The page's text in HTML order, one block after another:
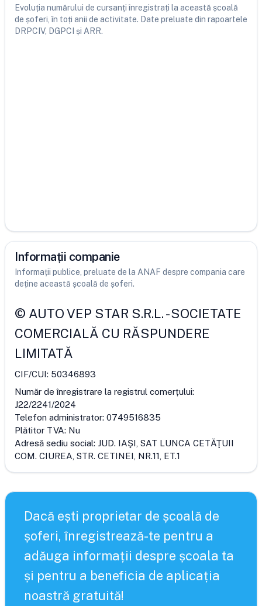
Evoluția numărului de cursanți înregistrați la această școală
de șoferi, în toți anii de activitate. Date preluate din rapoartele
DRPCIV, DGPCI și ARR.
Informații companie
Informații publice, preluate de la ANAF despre compania care
deține această școală de șoferi.
© AUTO VEP STAR S.R.L.-SOCIETATE
COMERCIALĂ CU RĂSPUNDERE
LIMITATĂ
CIF/CUI: 50346893
Număr de înregistrare la registrul comerțului:
J22/2241/2024
Telefon administrator: 0749516835
Plătitor TVA: Nu
Adresă sediu social: JUD. IAŞI, SAT LUNCA CETĂŢUII
COM. CIUREA, STR. CETINEI, NR.11, ET.1
Dacă ești proprietar de școală de
șoferi, înregistrează-te pentru a
adăuga informații despre școala ta
și pentru a beneficia de aplicația
noastră gratuită!